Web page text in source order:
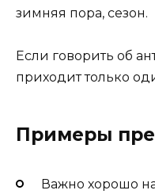
зимняя пора, сезон.
Если говорить об
приходит только
Примеры
Важно хорошо